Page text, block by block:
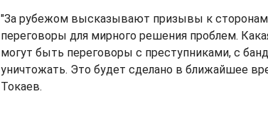
"За рубежом высказывают призывы к
переговоры для мирного решения проблем.
могут быть переговоры с преступниками, с
уничтожать. Это будет сделано в ближайшее
Токаев.